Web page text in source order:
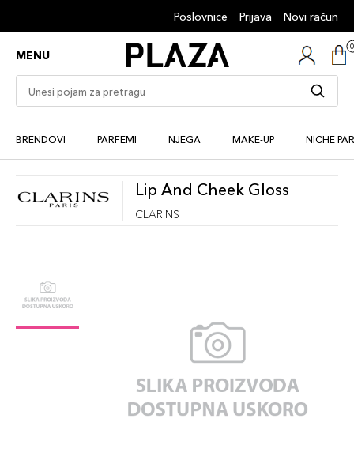
Poslovnice Prijava Novi račun
MENU
BRENDOVI PARFEMI NJEGA MAKE-UP NICHE
Lip And Cheek Gloss
CLARINS